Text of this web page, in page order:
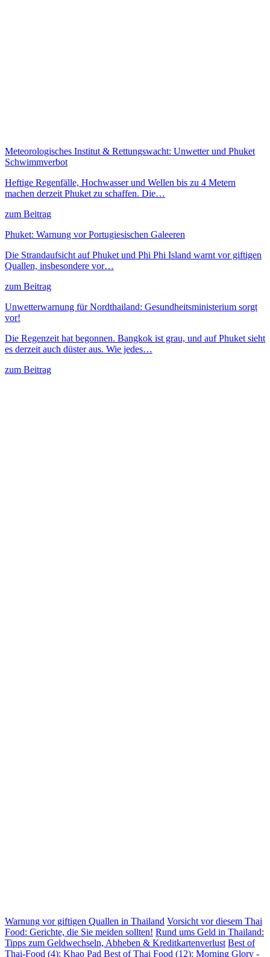
Meteorologisches Institut & Rettungswacht: Unwetter und Phuket
Schwimmverbot
Heftige Regenfälle, Hochwasser und Wellen bis zu 4 Metern
machen derzeit Phuket zu schaffen. Die…
zum Beitrag
Phuket: Warnung vor Portugiesischen Galeeren
Die Strandaufsicht auf Phuket und Phi Phi Island warnt vor giftigen
Quallen, insbesondere vor…
zum Beitrag
Unwetterwarnung für Nordthailand: Gesundheitsministerium sorgt
vor!
Die Regenzeit hat begonnen. Bangkok ist grau, und auf Phuket sieht
es derzeit auch düster aus. Wie jedes…
zum Beitrag
Warnung vor giftigen Quallen in Thailand Vorsicht vor diesem Thai
Food: Gerichte, die Sie meiden sollten! Rund ums Geld in Thailand:
Tipps zum Geldwechseln, Abheben & Kreditkartenverlust Best of
Thai-Food (4): Khao Pad Best of Thai Food (12): Morning Glory -